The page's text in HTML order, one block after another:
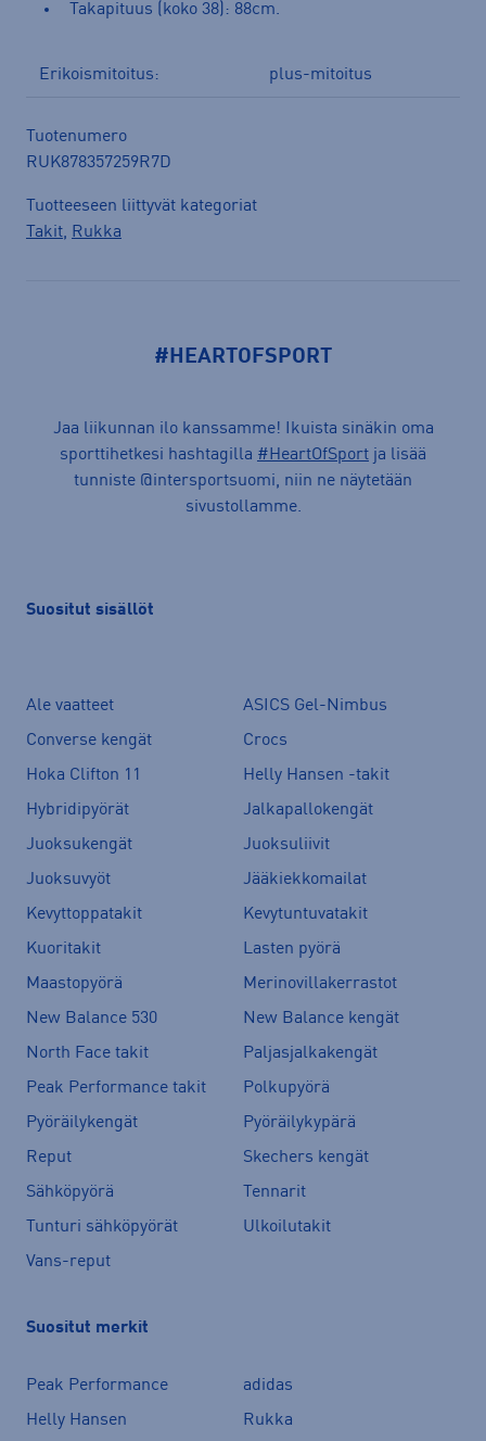
Takapituus (koko 38): 88cm.
Erikoismitoitus: plus-mitoitus
Tuotenumero
RUK878357259R7D
Tuotteeseen liittyvät kategoriat
Takit, Rukka
#HEARTOFSPORT
Jaa liikunnan ilo kanssamme! Ikuista sinäkin oma
sporttihetkesi hashtagilla #HeartOfSport ja lisää
tunniste @intersportsuomi, niin ne näytetään
sivustollamme.
Suositut sisällöt
Ale vaatteet
ASICS Gel-Nimbus
Converse kengät
Crocs
Hoka Clifton 11
Helly Hansen -takit
Hybridipyörät
Jalkapallokengät
Juoksukengät
Juoksuliivit
Juoksuvyöt
Jääkiekkomailat
Kevyttoppatakit
Kevytuntuvatakit
Kuoritakit
Lasten pyörä
Maastopyörä
Merinovillakerrastot
New Balance 530
New Balance kengät
North Face takit
Paljasjalkakengät
Peak Performance takit
Polkupyörä
Pyöräilykengät
Pyöräilykypärä
Reput
Skechers kengät
Sähköpyörä
Tennarit
Tunturi sähköpyörät
Ulkoilutakit
Vans-reput
Suositut merkit
Peak Performance
adidas
Helly Hansen
Rukka